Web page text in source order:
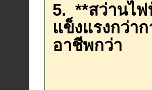
5. **สว่านไฟ
แข็งแรงกว่า
อาชีพกว่า